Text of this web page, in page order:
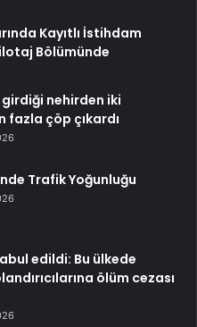
Kayıtlı İstihdam
Bölümünde
girdiği nehirden iki
fazla çöp çıkardı
Trafik Yoğunluğu
edildi: Bu ülkede
ölüm cezası